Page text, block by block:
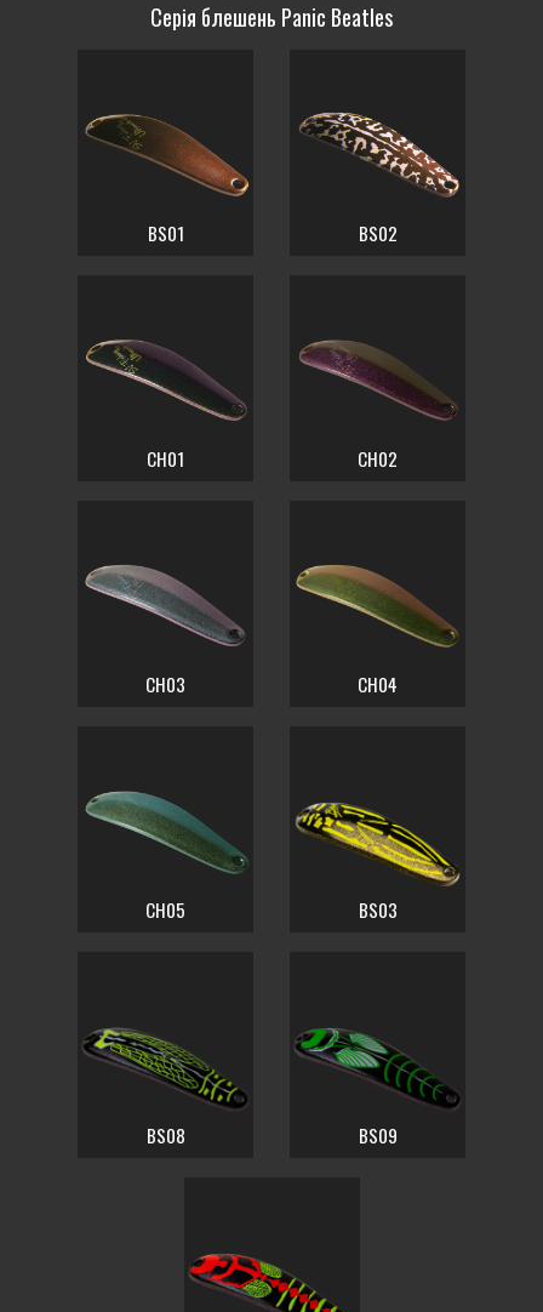
Серія блешень Panic Beatles
BS01 BS02
CH01 CH02
CH03 CH04
CH05 BS03
BS08 BS09